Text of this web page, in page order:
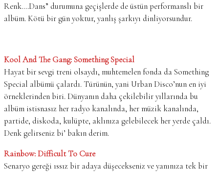
Renk….Dans” durumuna geçişlerde de üstün performanslı bir
albüm. Kötü bir gün yoktur, yanlış şarkıyı dinliyorsundur.
Kool And The Gang: Something Special
Hayat bir sevgi treni olsaydı, muhtemelen fonda da Something
Special albümü çalardı. Türünün, yani Urban Disco’nun en iyi
örneklerinden biri. Dünyanın daha çekilebilir yıllarında bu
albüm istisnasız her radyo kanalında, her müzik kanalında,
partide, diskoda, kulüpte, aklınıza gelebilecek her yerde çaldı.
Denk gelirseniz bi’ bakın derim.
Rainbow: Difficult To Cure
Senaryo gereği ıssız bir adaya düşecekseniz ve yanınıza tek bir